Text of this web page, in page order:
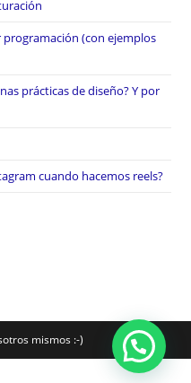
(con ejemplos
prácticas de diseño? Y por
cuando hacemos reels?
mismos :-)